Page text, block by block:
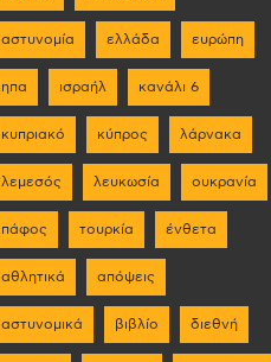
αστυνομία ελλάδα ευρώπη
ηπα ισραήλ κανάλι 6
κυπριακό κύπρος λάρνακα
λεμεσός λευκωσία ουκρανία
πάφος τουρκία ένθετα
αθλητικά απόψεις
αστυνομικά βιβλίο διεθνή